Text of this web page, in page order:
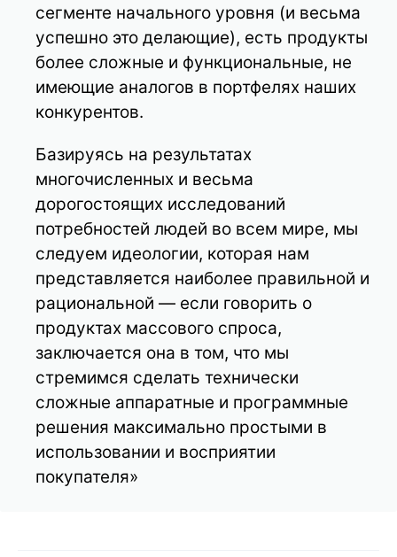
сегменте начального уровня (и весьма
успешно это делающие), есть продукты
более сложные и функциональные, не
имеющие аналогов в портфелях наших
конкурентов.
Базируясь на результатах
многочисленных и весьма
дорогостоящих исследований
потребностей людей во всем мире, мы
следуем идеологии, которая нам
представляется наиболее правильной и
рациональной — если говорить о
продуктах массового спроса,
заключается она в том, что мы
стремимся сделать технически
сложные аппаратные и программные
решения максимально простыми в
использовании и восприятии
покупателя»